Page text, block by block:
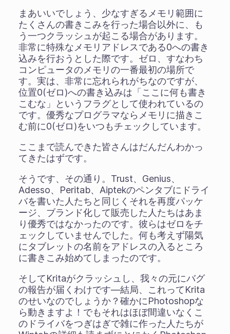
まあいいでしょう、少なすぎるメモリ範囲に
たくさんの書きこみを行った場合以外に、も
う一つクラッシュが起こる場合があります。
非常に特殊なメモリアドレスである0への書き
込みを行おうとした際です。ゼロ、すなわち
コンピュータのメモリの一番最初の場所で
す。実は、非常に忘れられがちなのですが、
位置0(ゼロ)への書き込みは「ここに何も書き
こむな」というフラグとして使われているの
です。優秀なプログラマならメモリに描きこ
む前に0(ゼロ)をいつもチェックしています。
ここまで読んできた皆さんはだんだんわかっ
てきたはずです。
そうです、その通り。Trust、Genius、
Adesso、Peritab、Aiptekのペンタブにドライ
バを書いた人たちと同じくそれを再度パッケ
ージ、ブランド化して販売した人たちはあま
り優秀ではなかったのです。彼らはゼロをチ
ェックしていませんでした。何も考えず陽気
にタブレットの名前をアドレスの入るところ
に書きこみ始めてしまったのです。
そしてKritaがクラッシュし、我々の元にバグ
の報告が届くわけです―結局、これってKrita
のせいなのでしょうか？確かにPhotoshopな
ら動きますよ！でもそれはほぼ間違いなくこ
のドライバをつぎはぎで雑に作った人たちが